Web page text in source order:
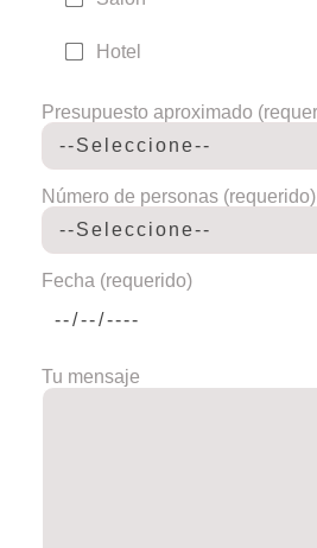
Hotel
Presupuesto aproximado
Número de personas (requerido)
Fecha (requerido)
Tu mensaje